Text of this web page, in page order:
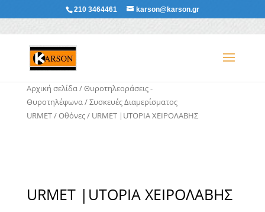
210 3464461 karson@karson.gr
Αρχική σελίδα/Θυροτηλεοράσεις -
Θυροτηλέφωνα/Συσκευές Διαμερίσματος
URMET/Οθόνες/ URMET |UTOPIA ΧΕΙΡΟΛΑΒΗΣ
URMET |UTOPIA ΧΕΙΡΟΛΑΒΗΣ